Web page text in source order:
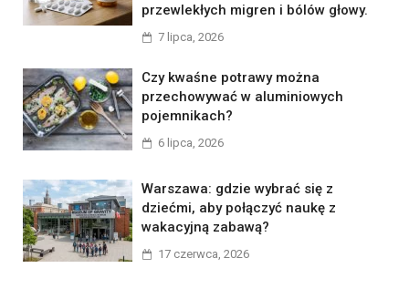
przewlekłych migren i bólów głowy.
7 lipca, 2026
Czy kwaśne potrawy można
przechowywać w aluminiowych
pojemnikach?
6 lipca, 2026
Warszawa: gdzie wybrać się z
dziećmi, aby połączyć naukę z
wakacyjną zabawą?
17 czerwca, 2026